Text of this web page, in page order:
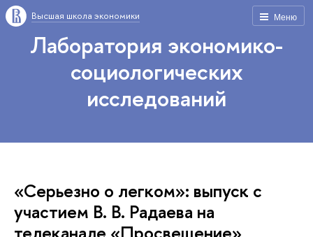
Меню
Высшая школа экономики
Лаборатория экономико-
социологических
исследований
«Серьезно о легком»: выпуск с
участием В. В. Радаева на